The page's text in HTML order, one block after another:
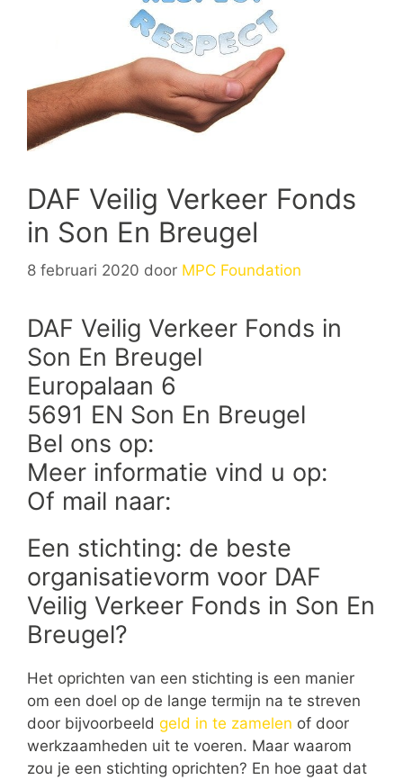
DAF Veilig Verkeer Fonds
in Son En Breugel
8 februari 2020 door MPC Foundation
DAF Veilig Verkeer Fonds in
Son En Breugel
Europalaan 6
5691 EN Son En Breugel
Bel ons op:
Meer informatie vind u op:
Of mail naar:
Een stichting: de beste
organisatievorm voor DAF
Veilig Verkeer Fonds in Son En
Breugel?
Het oprichten van een stichting is een manier
om een doel op de lange termijn na te streven
door bijvoorbeeld geld in te zamelen of door
werkzaamheden uit te voeren. Maar waarom
zou je een stichting oprichten? En hoe gaat dat